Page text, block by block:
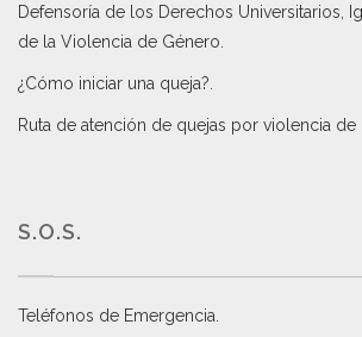
Defensoría de los Derechos Universitarios,
de la Violencia de Género
¿Cómo iniciar una queja?
Ruta de atención de quejas por violencia de
S.O.S.
Teléfonos de Emergencia.